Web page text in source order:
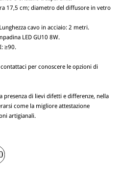
17,5 cm; diametro del diffusore in vetro
cavo in acciaio: 2 metri.
LED GU10 8W.
≥90.
per conoscere le opzioni di
presenza di lievi difetti e differenze, nella
come la migliore attestazione
artigianali.